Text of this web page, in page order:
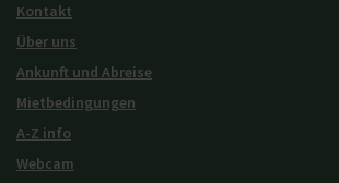
Kontakt
Über uns
Ankunft und Abreise
Mietbedingungen
A-Z info
Webcam